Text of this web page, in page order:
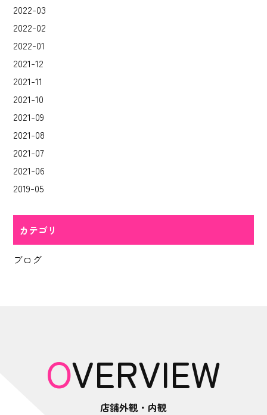
2022-03
2022-02
2022-01
2021-12
2021-11
2021-10
2021-09
2021-08
2021-07
2021-06
2019-05
カテゴリ
ブログ
OVERVIEW
店舗外観・内観